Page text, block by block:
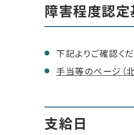
障害程度認
下記よりご確認くだ
手当等のページ（
支給日